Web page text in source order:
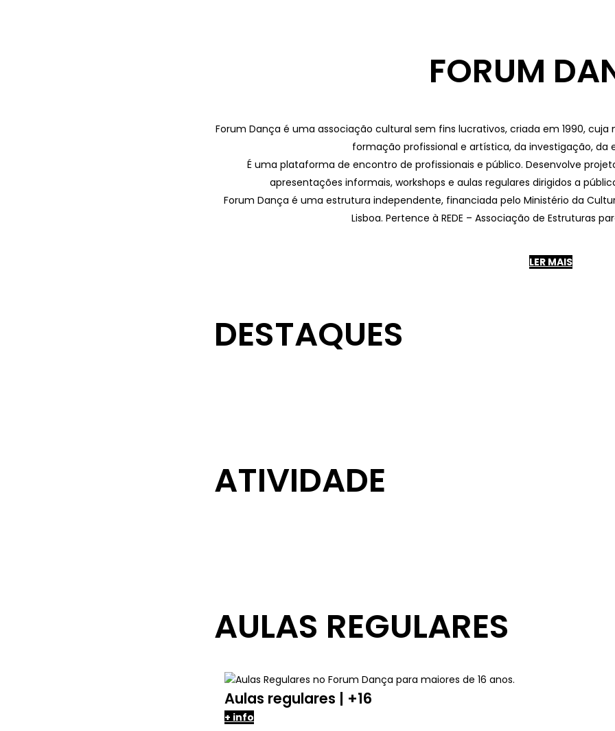
FORUM
Forum Dança é uma associação cultural sem fins lucrativos, criada em 1990,
formação profissional e artística, da investigação,
É uma plataforma de encontro de profissionais e público. Desenvolve
apresentações informais, workshops e aulas regulares dirigidos a
Forum Dança é uma estrutura independente, financiada pelo Ministério da
Lisboa. Pertence à REDE – Associação de Estruturas
LER MAIS
DESTAQUES
ATIVIDADE
AULAS REGULARES
Aulas regulares | +16
+ info